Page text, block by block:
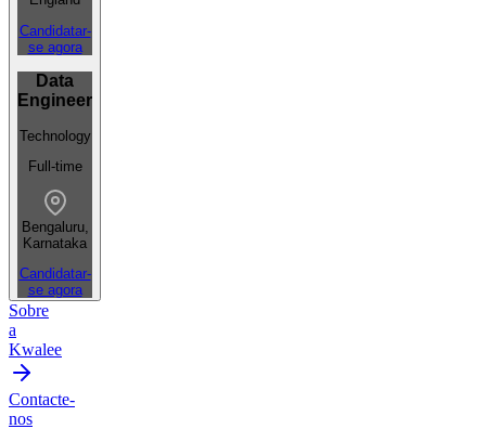
Candidatar-
se agora
Data
Engineer
Technology
Full-time
Bengaluru,
Karnataka
Candidatar-
se agora
Sobre
a
Kwalee
Contacte-
nos